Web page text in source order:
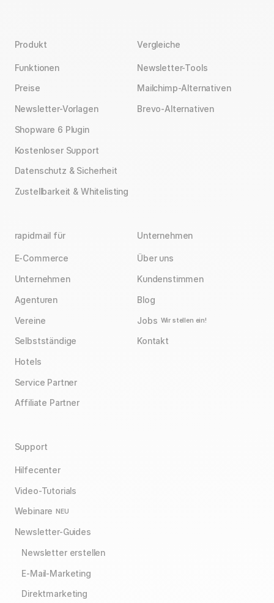
Produkt
Funktionen
Preise
Newsletter-Vorlagen
Shopware 6 Plugin
Kostenloser Support
Datenschutz & Sicherheit
Zustellbarkeit & Whitelisting
Vergleiche
Newsletter-Tools
Mailchimp-Alternativen
Brevo-Alternativen
rapidmail für
E-Commerce
Unternehmen
Agenturen
Vereine
Selbstständige
Hotels
Service Partner
Affiliate Partner
Unternehmen
Über uns
Kundenstimmen
Blog
Jobs Wir stellen ein!
Kontakt
Support
Hilfecenter
Video-Tutorials
Webinare NEU
Newsletter-Guides
Newsletter erstellen
E-Mail-Marketing
Direktmarketing